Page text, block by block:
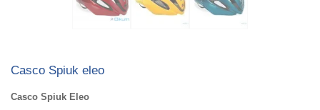
Casco Spiuk eleo
Casco Spiuk Eleo